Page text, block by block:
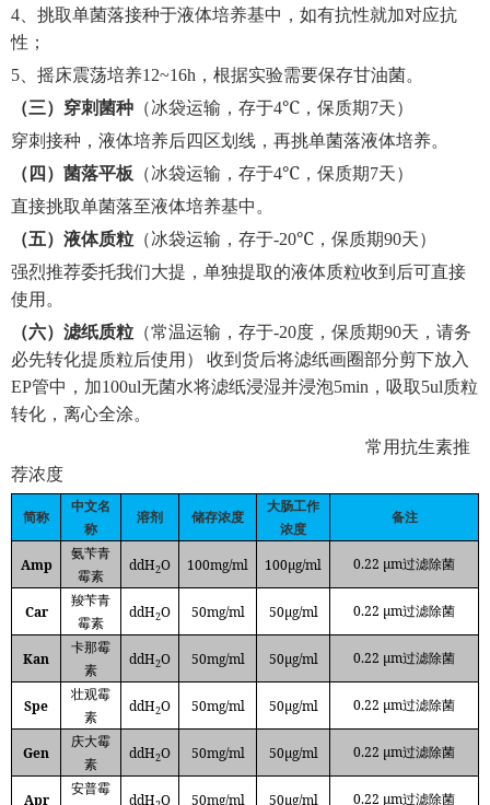
4、挑取单菌落接种于液体培养基中，如有抗性就加对应抗
性；
5、摇床震荡培养12~16h ，根据实验需要保存甘油菌。
（三）穿刺菌种 （冰袋运输，存于4℃ ，保质期7天）
穿刺接种，液体培养后四区划线，再挑单菌落液体培养。
（四）菌落平板 （冰袋运输，存于4℃ ，保质期7天）
直接挑取单菌落至液体培养基中。
（五）液体质粒 （冰袋运输，存于-20℃ ，保质期90天）
强烈推荐委托我们大提，单独提取的液体质粒收到后可直接
使用。
（六） 滤纸质粒 （常温运输，存于-20度，保质期90天，请务
必先转化提质粒后使用）
收到货后将滤纸画圈部分剪下放入
EP管中，加100ul无菌水将滤纸浸湿并浸泡5min ，吸取5ul质粒
转化，离心全涂。
常用抗生素推
荐浓度
简称
中文名
称
溶剂 储存浓度
大肠工作
浓度
备注
Amp
氨苄青
霉素
ddH2O 100mg/ml 100μg/ml 0.22 µm过滤除菌
Car
羧苄青
霉素
ddH2O 50mg/ml 50μg/ml 0.22 µm过滤除菌
Kan
卡那霉
素
ddH2O 50mg/ml 50μg/ml 0.22 µm过滤除菌
Spe
壮观霉
素
ddH2O 50mg/ml 50μg/ml 0.22 µm过滤除菌
Gen
庆大霉
素
ddH2O 50mg/ml 50μg/ml 0.22 µm过滤除菌
Apr
安普霉
ddH O 50mg/ml 50μg/ml 0.22 µm过滤除菌